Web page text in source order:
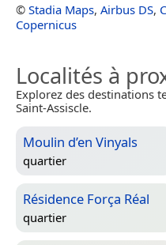
© Stadia Maps, Airbus DS,
Copernicus
Localités à
Explorez des destinations
Saint-Assiscle.
Moulin d’en Vinyals
quartier
Résidence Força Réal
quartier